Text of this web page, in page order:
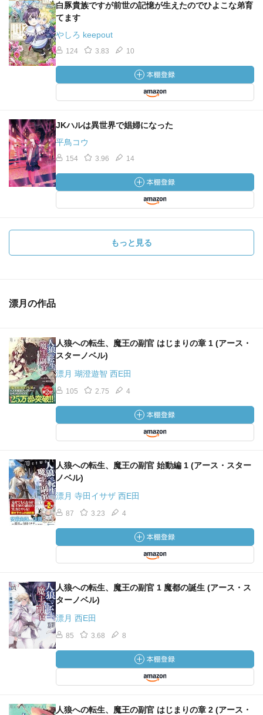
白豚貴族ですが前世の記憶が生えたのでひよこな弟育
てます
やしろ keepout
124 3.83 10
JKハルは異世界で娼婦になった
平鳥コウ
154 3.96 14
もっと見る
漂月の作品
人狼への転生、魔王の副官 はじまりの章 1 (アース・
スターノベル)
漂月 瑚澄遊智 西E田
105 2.75 4
人狼への転生、魔王の副官 始動編 1 (アース・スター
ノベル)
漂月 寺田イサザ 西E田
87 3.23 4
人狼への転生、魔王の副官 1 魔都の誕生 (アース・ス
ターノベル)
漂月 西E田
85 3.68 8
人狼への転生、魔王の副官 はじまりの章 2 (アース・